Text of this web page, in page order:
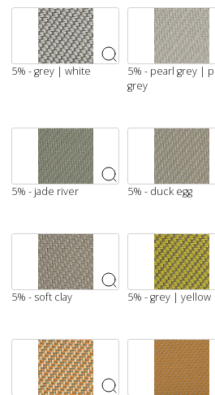
5% - grey | white
5% - pearl grey | pearl
grey
5% - jade river 5% - duck egg
5% - soft clay 5% - grey | yellow